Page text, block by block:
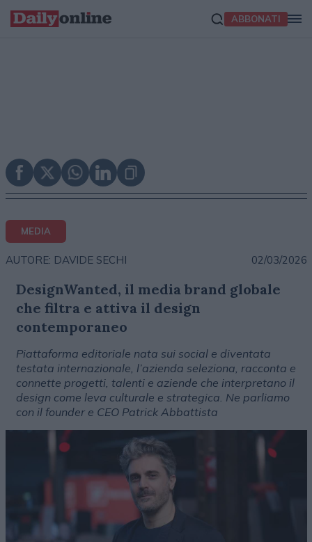
ABBONATI
MEDIA
AUTORE: DAVIDE SECHI 02/03/2026
DesignWanted, il media brand globale
che filtra e attiva il design
contemporaneo
Piattaforma editoriale nata sui social e diventata
testata internazionale, l’azienda seleziona, racconta e
connette progetti, talenti e aziende che interpretano il
design come leva culturale e strategica. Ne parliamo
con il founder e CEO Patrick Abbattista